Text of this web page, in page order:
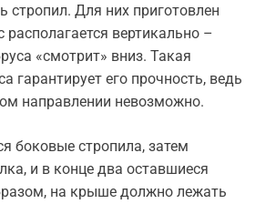
стропил. Для них приготовлен
располагается вертикально –
«смотрит» вниз. Такая
гарантирует его прочность, ведь
направлении невозможно.
боковые стропила, затем
и в конце два оставшиеся
на крыше должно лежать